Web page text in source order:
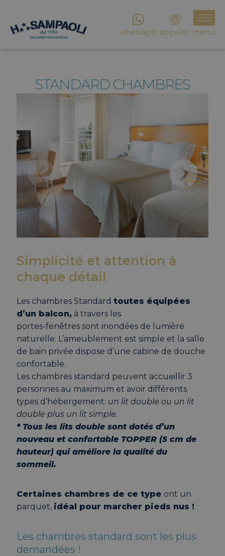
whatsapp appeler menu
STANDARD CHAMBRES
Simplicité et attention à
chaque détail
Les chambres Standard toutes équipées
d’un balcon, à travers les
portes-fenêtres sont inondées de lumière
naturelle. L’ameublement est simple et la salle
de bain privée dispose d’une cabine de douche
confortable.
Les chambres standard peuvent accueillir 3
personnes au maximum et avoir différents
types d’hébergement: un lit double ou un lit
double plus un lit simple.
* Tous les lits double sont dotés d’un
nouveau et confortable TOPPER (5 cm de
hauteur) qui améliore la qualité du
sommeil.
Certaines chambres de ce type ont un
parquet, idéal pour marcher pieds nus !
Les chambres standard sont les plus
demandées !